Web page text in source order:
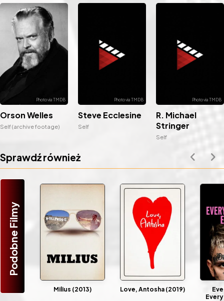
Orson Welles
Self (archive footage)
Steve Ecclesine
Self
R. Michael
Stringer
Self
Sprawdź również
Podobne Filmy
Milius (2013) Love, Antosha (2019)